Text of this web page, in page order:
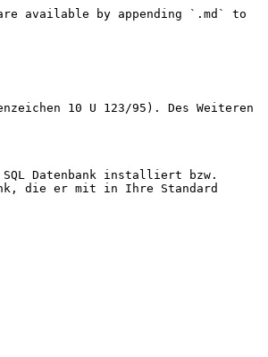
available by appending `.md` to
10 U 123/95). Des Weiteren
Datenbank installiert bzw.
die er mit in Ihre Standard